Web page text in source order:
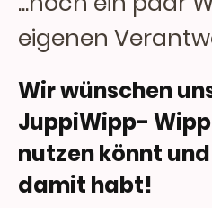
eigenen
Wir wünschen
JuppiWipp-
nutzen könnt
damit habt!